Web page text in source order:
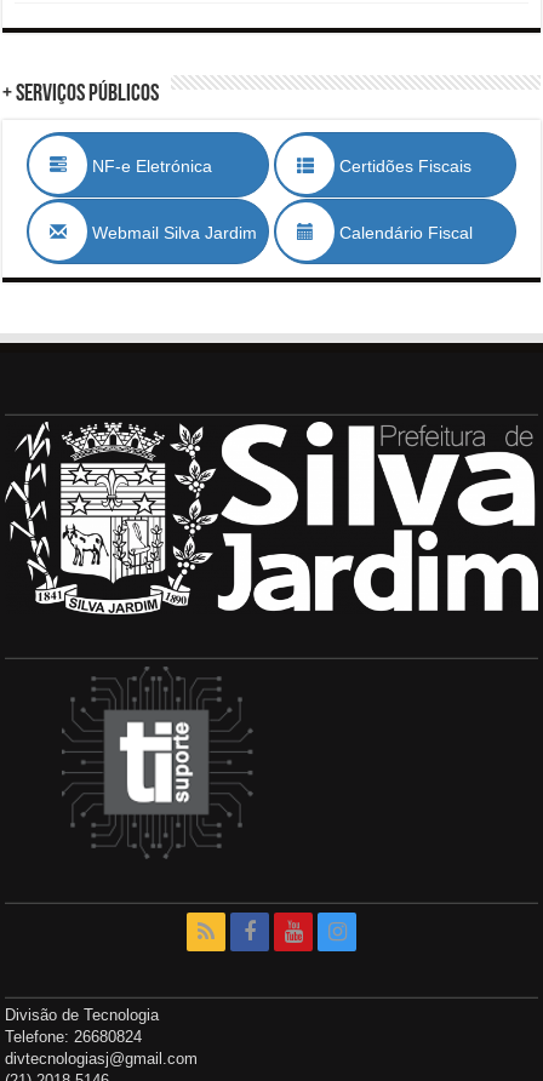
+ Serviços Públicos
NF-e Eletrónica Certidões Fiscais
Webmail Silva Jardim Calendário Fiscal
Divisão de Tecnologia
Telefone: 26680824
divtecnologiasj@gmail.com